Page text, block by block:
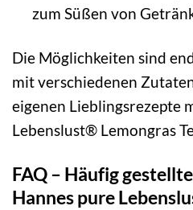
zum Süßen von
Die Möglichkeiten sind
mit verschiedenen
eigenen Lieblingsrezepte
Lebenslust® Lemongras
FAQ – Häufig
Hannes pure